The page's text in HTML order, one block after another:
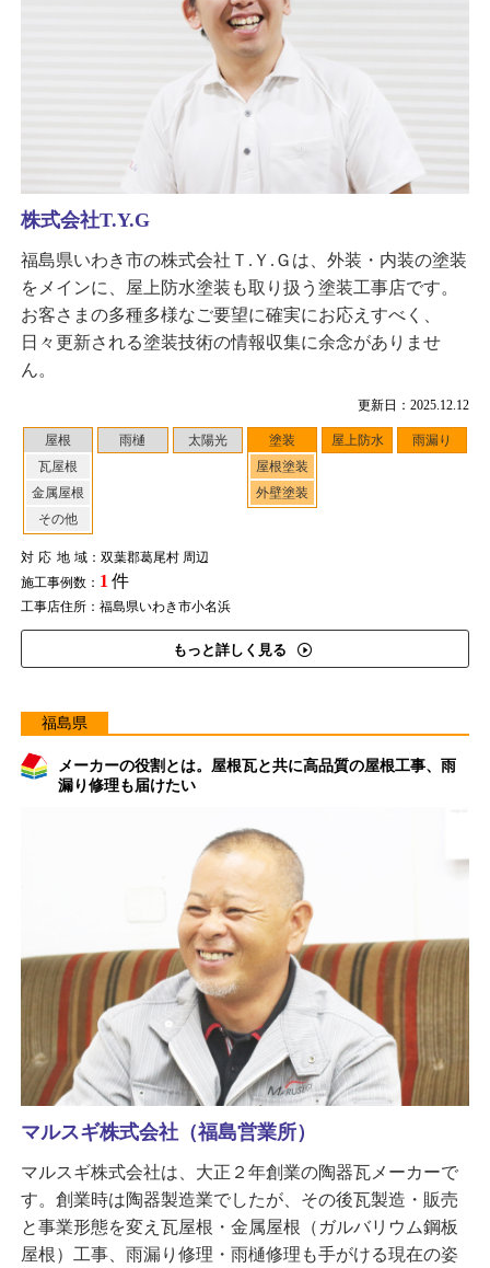
更新日：2025.12.12
屋根
瓦屋根
金属屋根
その他
雨樋 太陽光
塗装
屋根塗装
外壁塗装
屋上防水 雨漏り
対応地域：双葉郡葛尾村 周辺
施工事例数： 1 件
工事店住所：福島県いわき市小名浜
もっと詳しく見る
株式会社T.Y.G
福島県いわき市の株式会社Ｔ.Ｙ.Ｇは、外装・内装の塗装
をメインに、屋上防水塗装も取り扱う塗装工事店です。
お客さまの多種多様なご要望に確実にお応えすべく、
日々更新される塗装技術の情報収集に余念がありませ
ん。
福島県
メーカーの役割とは。屋根瓦と共に高品質の屋根工事、雨
漏り修理も届けたい
マルスギ株式会社（福島営業所）
マルスギ株式会社は、大正２年創業の陶器瓦メーカーで
す。創業時は陶器製造業でしたが、その後瓦製造・販売
と事業形態を変え瓦屋根・金属屋根（ガルバリウム鋼板
屋根）工事、雨漏り修理・雨樋修理も手がける現在の姿